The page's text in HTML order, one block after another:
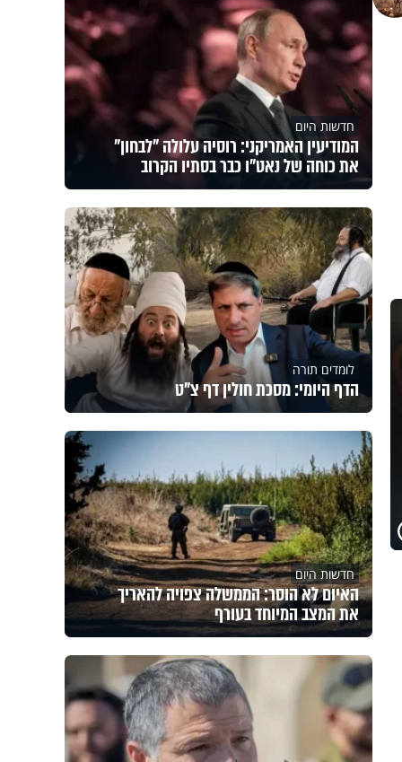
חדשות היום
המודיעין האמריקני: רוסיה עלולה "לבחון"
את כוחה של נאט"ו כבר בסתיו הקרוב
לומדים תורה
הדף היומי: מסכת חולין דף צ"ט
חדשות היום
האיום לא הוסר: הממשלה צפויה להאריך
את המצב המיוחד בעורף